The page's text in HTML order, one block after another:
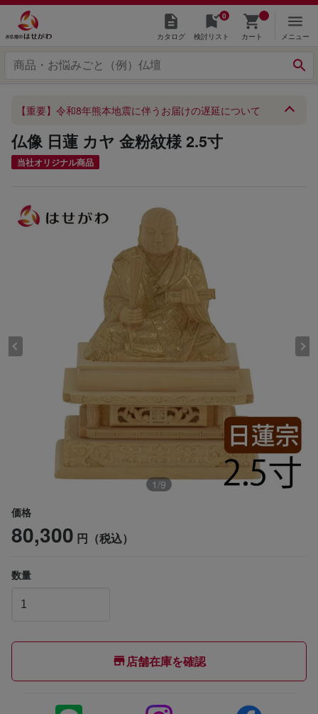
カタログ
0
検討リスト カート メニュー
【重要】令和8年熊本地震に伴うお届けの遅延について
仏像 日蓮 カヤ 金粉紋様 2.5寸
当社オリジナル商品
1/9
価格
80,300 円（税込）
数量
店舗在庫を確認